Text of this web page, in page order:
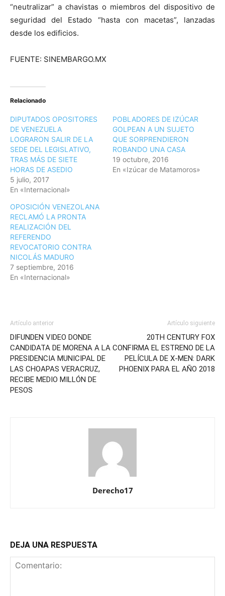
“neutralizar” a chavistas o miembros del dispositivo de
seguridad del Estado “hasta con macetas”, lanzadas
desde los edificios.
FUENTE: SINEMBARGO.MX
Relacionado
DIPUTADOS OPOSITORES
DE VENEZUELA
LOGRARON SALIR DE LA
SEDE DEL LEGISLATIVO,
TRAS MÁS DE SIETE
HORAS DE ASEDIO
5 julio, 2017
En «Internacional»
POBLADORES DE IZÚCAR
GOLPEAN A UN SUJETO
QUE SORPRENDIERON
ROBANDO UNA CASA
19 octubre, 2016
En «Izúcar de Matamoros»
OPOSICIÓN VENEZOLANA
RECLAMÓ LA PRONTA
REALIZACIÓN DEL
REFERENDO
REVOCATORIO CONTRA
NICOLÁS MADURO
7 septiembre, 2016
En «Internacional»
Artículo anterior
DIFUNDEN VIDEO DONDE
CANDIDATA DE MORENA A LA
PRESIDENCIA MUNICIPAL DE
LAS CHOAPAS VERACRUZ,
RECIBE MEDIO MILLÓN DE
PESOS
Artículo siguiente
20TH CENTURY FOX
CONFIRMA EL ESTRENO DE LA
PELÍCULA DE X-MEN: DARK
PHOENIX PARA EL AÑO 2018
Derecho17
DEJA UNA RESPUESTA